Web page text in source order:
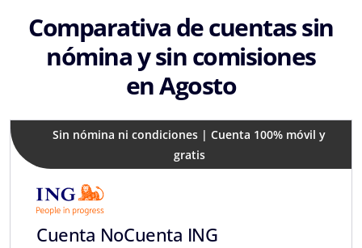
Comparativa de cuentas sin
nómina y sin comisiones
en Agosto
Sin nómina ni condiciones | Cuenta 100% móvil y
gratis
Cuenta NoCuenta ING